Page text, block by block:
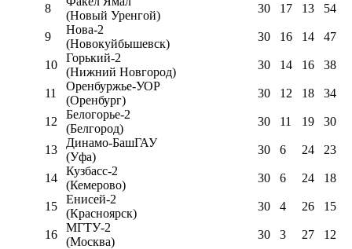
8
(Новый Уренгой)
30 17 13 54
9
Нова-2
(Новокуйбышевск)
30 16 14 47
10
Горький-2
(Нижний Новгород)
30 14 16 38
11
Оренбуржье-УОР
(Оренбург)
30 12 18 34
12
Белогорье-2
(Белгород)
30 11 19 30
13
Динамо-БашГАУ
(Уфа)
30 6 24 23
14
Кузбасс-2
(Кемерово)
30 6 24 18
15
Енисей-2
(Красноярск)
30 4 26 15
16
МГТУ-2
(Москва)
30 3 27 12